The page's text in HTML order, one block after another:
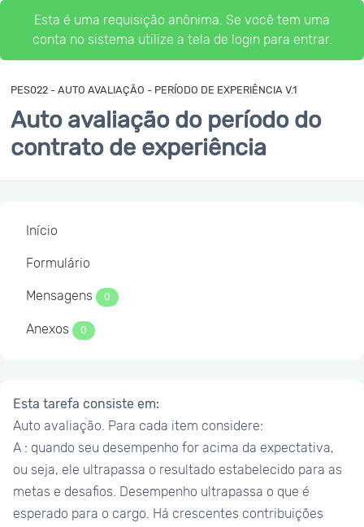
Esta é uma requisição anônima. Se você tem uma
conta no sistema utilize a tela de login para entrar.
PES022 - AUTO AVALIAÇÃO - PERÍODO DE EXPERIÊNCIA V.1
Auto avaliação do período do
contrato de experiência
Início
Formulário
Mensagens 0
Anexos 0
Esta tarefa consiste em:
Auto avaliação. Para cada item considere:
A : quando seu desempenho for acima da expectativa,
ou seja, ele ultrapassa o resultado estabelecido para as
metas e desafios. Desempenho ultrapassa o que é
esperado para o cargo. Há crescentes contribuições